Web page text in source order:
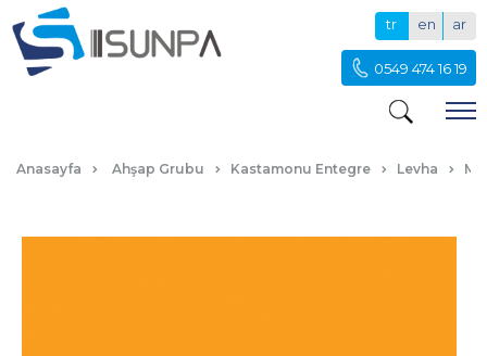
tr en ar
0549 474 16 19
Anasayfa Ahşap Grubu Kastamonu Entegre Levha